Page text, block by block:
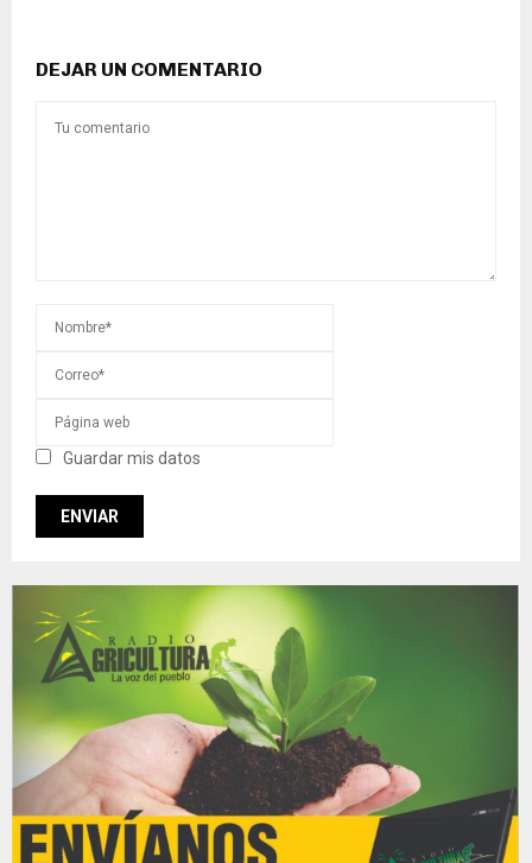
DEJAR UN COMENTARIO
Guardar mis datos